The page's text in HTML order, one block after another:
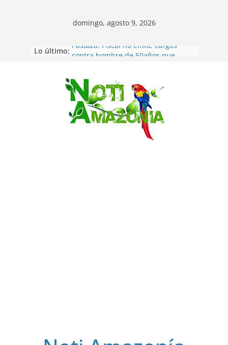
Saltar
domingo, agosto 9, 2026
Lo último: Pastaza: Fiscal no emite cargos
con una menor de10 años en
frontera sur
Napo: presunto sicariato en cantón
Archidona
Ecuador: dos jóvenes de 22 años
desaparecidos fueron encontrados
muertos en Puerto lopez